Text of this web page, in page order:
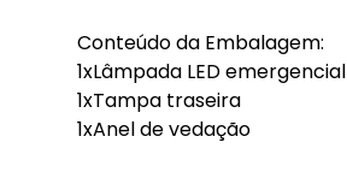
Conteúdo da Embalagem:
1xLâmpada LED emergencial
1xTampa traseira
1xAnel de vedação